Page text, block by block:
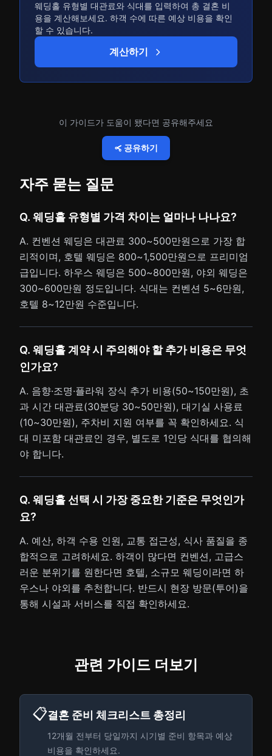
웨딩홀 유형별 대관료와 식대를 입력하여 총 결혼 비
용을 계산해보세요. 하객 수에 따른 예상 비용을 확인
할 수 있습니다.
계산하기
이 가이드가 도움이 됐다면 공유해주세요
공유하기
자주 묻는 질문
Q. 웨딩홀 유형별 가격 차이는 얼마나 나나요?
A. 컨벤션 웨딩은 대관료 300~500만원으로 가장 합
리적이며, 호텔 웨딩은 800~1,500만원으로 프리미엄
급입니다. 하우스 웨딩은 500~800만원, 야외 웨딩은
300~600만원 정도입니다. 식대는 컨벤션 5~6만원,
호텔 8~12만원 수준입니다.
Q. 웨딩홀 계약 시 주의해야 할 추가 비용은 무엇
인가요?
A. 음향·조명·플라워 장식 추가 비용(50~150만원), 초
과 시간 대관료(30분당 30~50만원), 대기실 사용료
(10~30만원), 주차비 지원 여부를 꼭 확인하세요. 식
대 미포함 대관료인 경우, 별도로 1인당 식대를 협의해
야 합니다.
Q. 웨딩홀 선택 시 가장 중요한 기준은 무엇인가
요?
A. 예산, 하객 수용 인원, 교통 접근성, 식사 품질을 종
합적으로 고려하세요. 하객이 많다면 컨벤션, 고급스
러운 분위기를 원한다면 호텔, 소규모 웨딩이라면 하
우스나 야외를 추천합니다. 반드시 현장 방문(투어)을
통해 시설과 서비스를 직접 확인하세요.
관련 가이드 더보기
📋결혼 준비 체크리스트 총정리
12개월 전부터 당일까지 시기별 준비 항목과 예상
비용을 확인하세요.